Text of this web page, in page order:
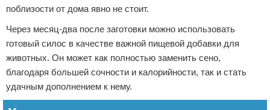
поблизости от дома явно не стоит.
Через месяц-два после заготовки можно использовать
готовый силос в качестве важной пищевой добавки для
животных. Он может как полностью заменить сено,
благодаря большей сочности и калорийности, так и стать
удачным дополнением к нему.